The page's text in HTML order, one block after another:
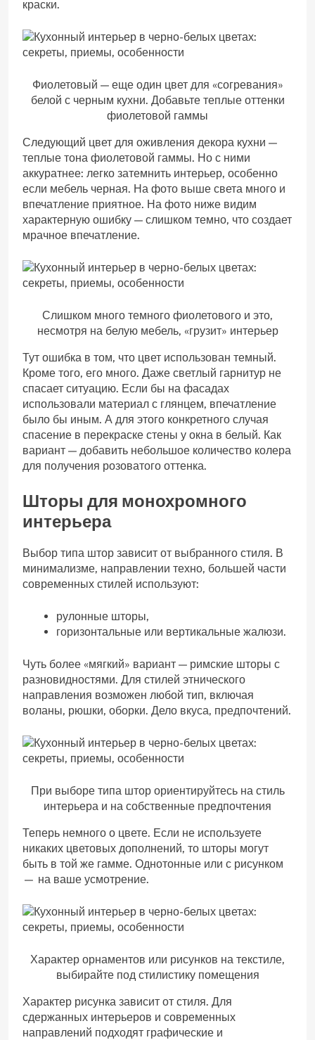
краски.
Фиолетовый — еще один цвет для «согревания»
белой с черным кухни. Добавьте теплые оттенки
фиолетовой гаммы
Следующий цвет для оживления декора кухни —
теплые тона фиолетовой гаммы. Но с ними
аккуратнее: легко затемнить интерьер, особенно
если мебель черная. На фото выше света много и
впечатление приятное. На фото ниже видим
характерную ошибку — слишком темно, что создает
мрачное впечатление.
Слишком много темного фиолетового и это,
несмотря на белую мебель, «грузит» интерьер
Тут ошибка в том, что цвет использован темный.
Кроме того, его много. Даже светлый гарнитур не
спасает ситуацию. Если бы на фасадах
использовали материал с глянцем, впечатление
было бы иным. А для этого конкретного случая
спасение в перекраске стены у окна в белый. Как
вариант — добавить небольшое количество колера
для получения розоватого оттенка.
Шторы для монохромного
интерьера
Выбор типа штор зависит от выбранного стиля. В
минимализме, направлении техно, большей части
современных стилей используют:
рулонные шторы,
горизонтальные или вертикальные жалюзи.
Чуть более «мягкий» вариант — римские шторы с
разновидностями. Для стилей этнического
направления возможен любой тип, включая
воланы, рюшки, оборки. Дело вкуса, предпочтений.
При выборе типа штор ориентируйтесь на стиль
интерьера и на собственные предпочтения
Теперь немного о цвете. Если не используете
никаких цветовых дополнений, то шторы могут
быть в той же гамме. Однотонные или с рисунком
— на ваше усмотрение.
Характер орнаментов или рисунков на текстиле,
выбирайте под стилистику помещения
Характер рисунка зависит от стиля. Для
сдержанных интерьеров и современных
направлений подходят графические и